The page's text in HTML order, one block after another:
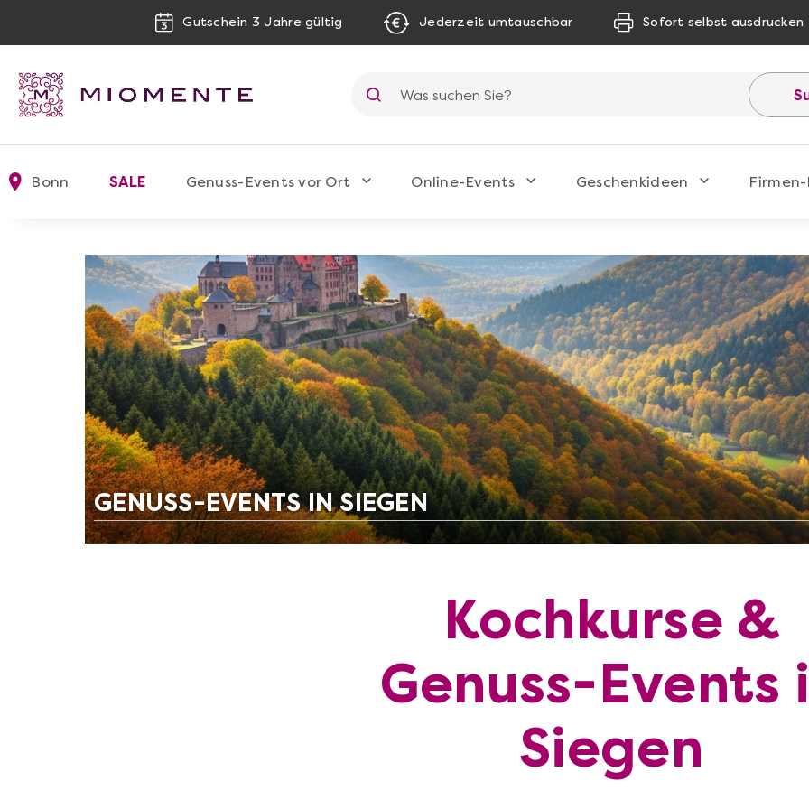
Gutschein 3 Jahre gültig Jederzeit umtauschbar Sofort selbst ausdrucken
Bonn SALE Genuss-Events vor Ort Online-Events Geschenkideen
GENUSS-EVENTS IN SIEGEN
Kochkurse &
Genuss-Events
Siegen